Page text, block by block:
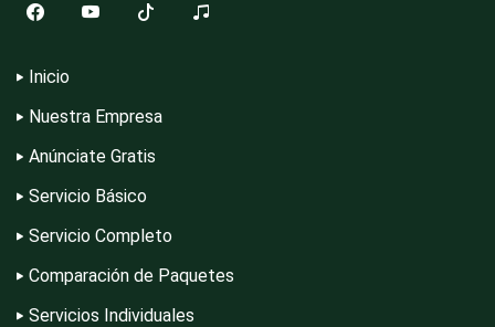
Compresores de aire
Construcciones en General
Inicio
Nuestra Empresa
Anúnciate Gratis
Servicio Básico
Servicio Completo
Comparación de Paquetes
Servicios Individuales